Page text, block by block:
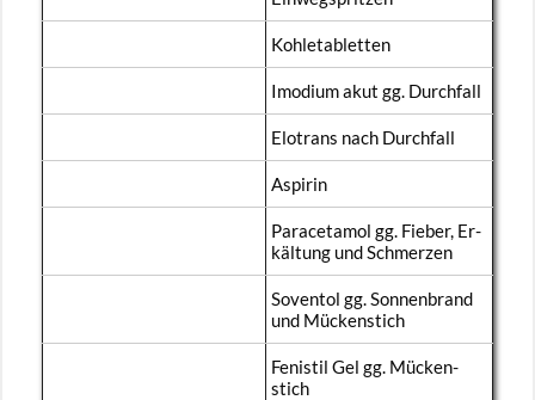
Koh­le­ta­blet­ten
Imo­di­um akut gg. Durch­fall
Elo­trans nach Durch­fall
As­pi­rin
Par­acet­amol gg. Fie­ber, Er­
käl­tung und Schmer­zen
Soven­tol gg. Son­nen­brand
und Mü­cken­stich
Fe­ni­stil Gel gg. Mü­cken­
stich